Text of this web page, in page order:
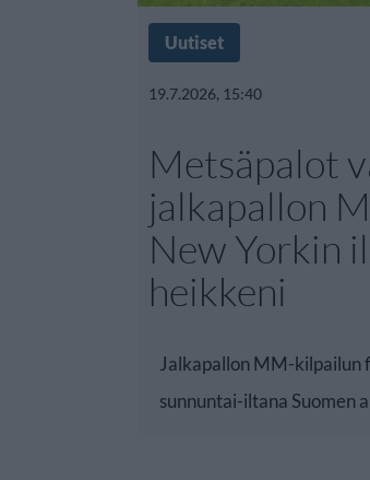
Uutiset
19.7.2026, 15:40
Metsäpalot
jalkapallon
New Yorkin
heikkeni
Jalkapallon MM-kilpailun
sunnuntai-iltana Suomen